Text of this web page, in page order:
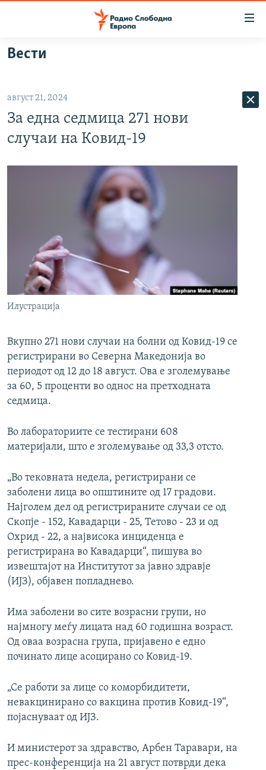
Оди
на
главната
навигација
Премини
на
ВИЗУЕЛНО
ВЕСТИ
ШТО ТРЕБА ДА ЗНАЕТЕ
ПРИЈАВИ СЕ ЗА ЊУЗЛЕТЕР
РСЕ веб страници
Вести
август 21, 2024
За една седмица 271 нови
случаи на Ковид-19
Илустрација
Вкупно 271 нови случаи на болни од Ковид-19 се
регистрирани во Северна Македонија во
периодот од 12 до 18 август. Ова е зголемување
за 60, 5 проценти во однос на претходната
седмица.
Во лабораториите се тестирани 608
материјали, што е зголемување од 33,3 отсто.
„Во тековната недела, регистрирани се
заболени лица во општините од 17 градови.
Најголем дел од регистрираните случаи се од
Скопје - 152, Кавадарци - 25, Тетово - 23 и од
Охрид - 22, a највисока инциденца е
регистрирана во Кавадарци“, пишува во
извештајот на Институтот за јавно здравје
(ИЈЗ), објавен попладнево.
Има заболени во сите возрасни групи, но
најмногу меѓу лицата над 60 годишна возраст.
Од оваа возрасна група, пријавено е едно
починато лице асоцирано со Ковид-19.
„Се работи за лице со коморбидитети,
невакцинирано со вакцина против Ковид-19“,
појаснуваат од ИЈЗ.
И министерот за здравство, Арбен Таравари, на
прес-конференција на 21 август потврди дека